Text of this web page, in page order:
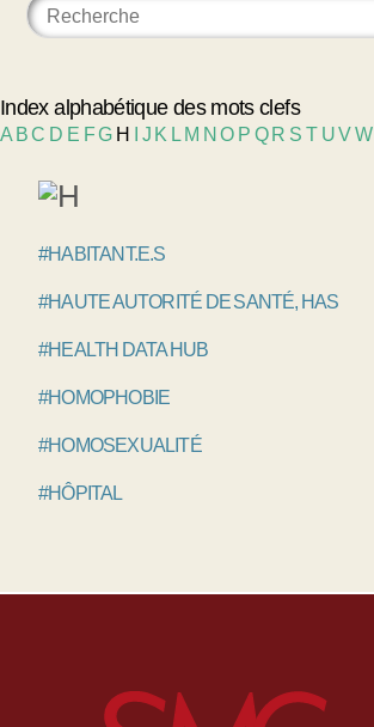
Index alphabétique des mots clefs
A BC D E FG H J K L M NO P Q R S T UVW
#HABITANT.E.S
#HAUTE AUTORITÉ DE SANTÉ, HAS
#HEALTH DATA HUB
#HOMOPHOBIE
#HOMOSEXUALITÉ
#HÔPITAL